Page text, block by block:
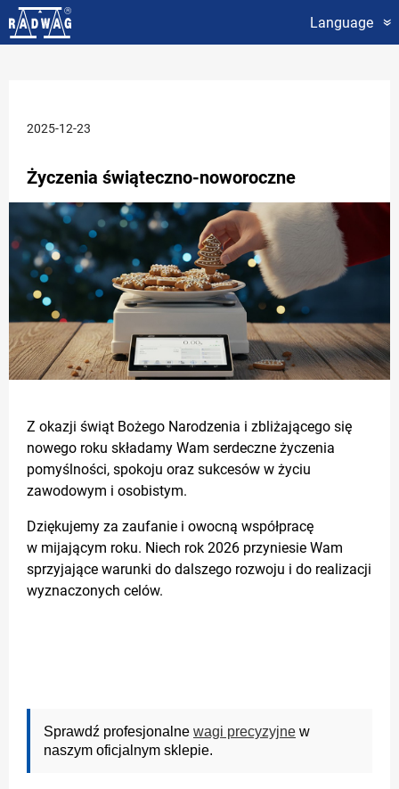
Language «
2025-12-23
Życzenia świąteczno-noworoczne
Z okazji świąt Bożego Narodzenia i zbliżającego się
nowego roku składamy Wam serdeczne życzenia
pomyślności, spokoju oraz sukcesów w życiu
zawodowym i osobistym.
Dziękujemy za zaufanie i owocną współpracę
w mijającym roku. Niech rok 2026 przyniesie Wam
sprzyjające warunki do dalszego rozwoju i do realizacji
wyznaczonych celów.
Sprawdź profesjonalne wagi precyzyjne w
naszym oficjalnym sklepie.